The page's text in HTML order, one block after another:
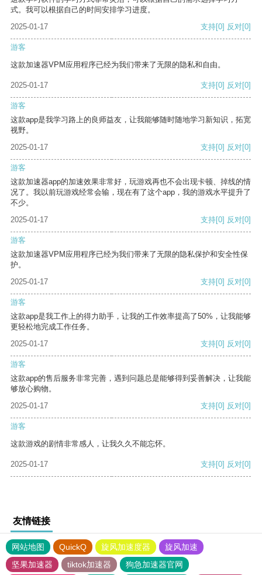
式。我可以根据自己的时间安排学习进度。
2025-01-17
支持[0] 反对[0]
游客
这款加速器VPM应用程序已经为我们带来了无限的隐私和自由。
2025-01-17 支持[0] 反对[0]
游客
这款app是我学习路上的良师益友，让我能够随时随地学习新知识，拓宽
视野。
2025-01-17
支持[0] 反对[0]
游客
这款加速器app的加速效果非常好，玩游戏再也不会出现卡顿、掉线的情
况了。我以前玩游戏经常会输，现在有了这个app，我的游戏水平提升了
不少。
2025-01-17
支持[0] 反对[0]
游客
这款加速器VPM应用程序已经为我们带来了无限的隐私保护和安全性保
护。
2025-01-17
支持[0] 反对[0]
游客
这款app是我工作上的得力助手，让我的工作效率提高了50%，让我能够
更轻松地完成工作任务。
2025-01-17
支持[0] 反对[0]
游客
这款app的售后服务非常完善，遇到问题总是能够得到妥善解决，让我能
够放心购物。
2025-01-17
支持[0] 反对[0]
游客
这款游戏的剧情非常感人，让我久久不能忘怀。
2025-01-17 支持[0] 反对[0]
友情链接
网站地图 QuickQ 旋风加速度器
旋风加速
坚果加速器
tiktok加速器 狗急加速器官网